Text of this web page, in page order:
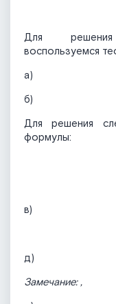
Для
воспользуемся
а)
б)
Для решения
формулы:
в)
д)
Замечание:,